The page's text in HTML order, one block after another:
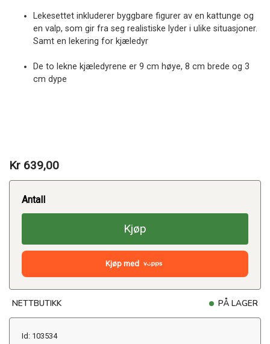
Lekesettet inkluderer byggbare figurer av en kattunge og
en valp, som gir fra seg realistiske lyder i ulike situasjoner.
Samt en lekering for kjæledyr
De to lekne kjæledyrene er 9 cm høye, 8 cm brede og 3
cm dype
Kr 639,00
Antall
Kjøp
Kjøp med
NETTBUTIKK PÅ LAGER
Id: 103534